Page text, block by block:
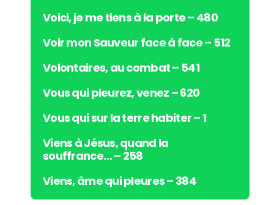
Voici, je me tiens à la porte – 480
Voir mon Sauveur face à face – 512
Volontaires, au combat – 541
Vous qui pleurez, venez – 620
Vous qui sur la terre habiter – 1
Viens à Jésus, quand la
souffrance… – 258
Viens, âme qui pleures – 384